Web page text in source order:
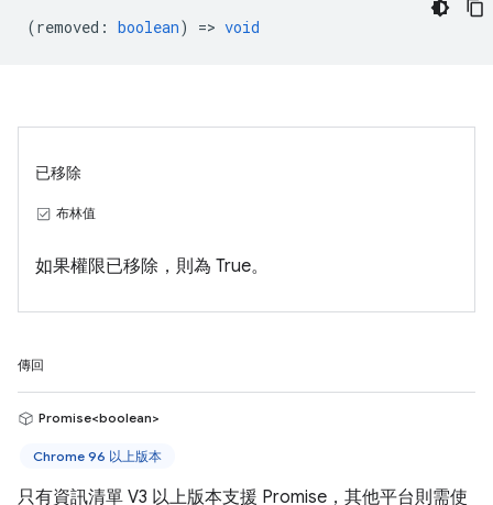
(removed : boolean) => void
已移除
布林值
如果權限已移除，則為 True。
傳回
Promise<boolean>
Chrome 96 以上版本
只有資訊清單 V3 以上版本支援 Promise，其他平台則需使